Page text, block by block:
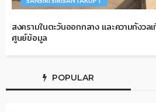
สงครามในตะวันออกกลาง และความกังว
ศูนย์ข้อมูล
POPULAR